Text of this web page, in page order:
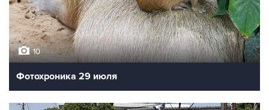
10
Фотохроника 29 июля